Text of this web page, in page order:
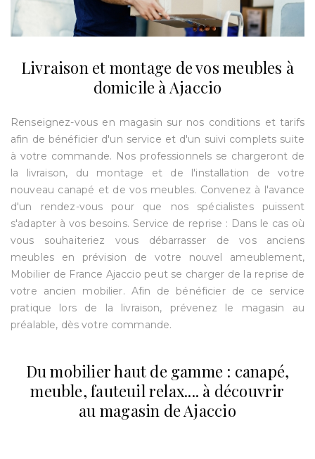
Livraison et montage de vos meubles à
domicile à Ajaccio
Renseignez-vous en magasin sur nos conditions et tarifs
afin de bénéficier d'un service et d'un suivi complets suite
à votre commande. Nos professionnels se chargeront de
la livraison, du montage et de l'installation de votre
nouveau canapé et de vos meubles. Convenez à l'avance
d'un rendez-vous pour que nos spécialistes puissent
s'adapter à vos besoins. Service de reprise : Dans le cas où
vous souhaiteriez vous débarrasser de vos anciens
meubles en prévision de votre nouvel ameublement,
Mobilier de France Ajaccio peut se charger de la reprise de
votre ancien mobilier. Afin de bénéficier de ce service
pratique lors de la livraison, prévenez le magasin au
préalable, dès votre commande.
Du mobilier haut de gamme : canapé,
meuble, fauteuil relax.... à découvrir
au magasin de Ajaccio